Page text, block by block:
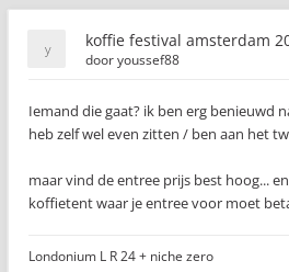
koffie festival amsterdam
dooryoussef88
Iemand die gaat? ik ben erg benieuwd
heb zelf wel even zitten / ben aan het
maar vind de entree prijs best hoog...
koffietent waar je entree voor moet
Londonium L R 24 + niche zero